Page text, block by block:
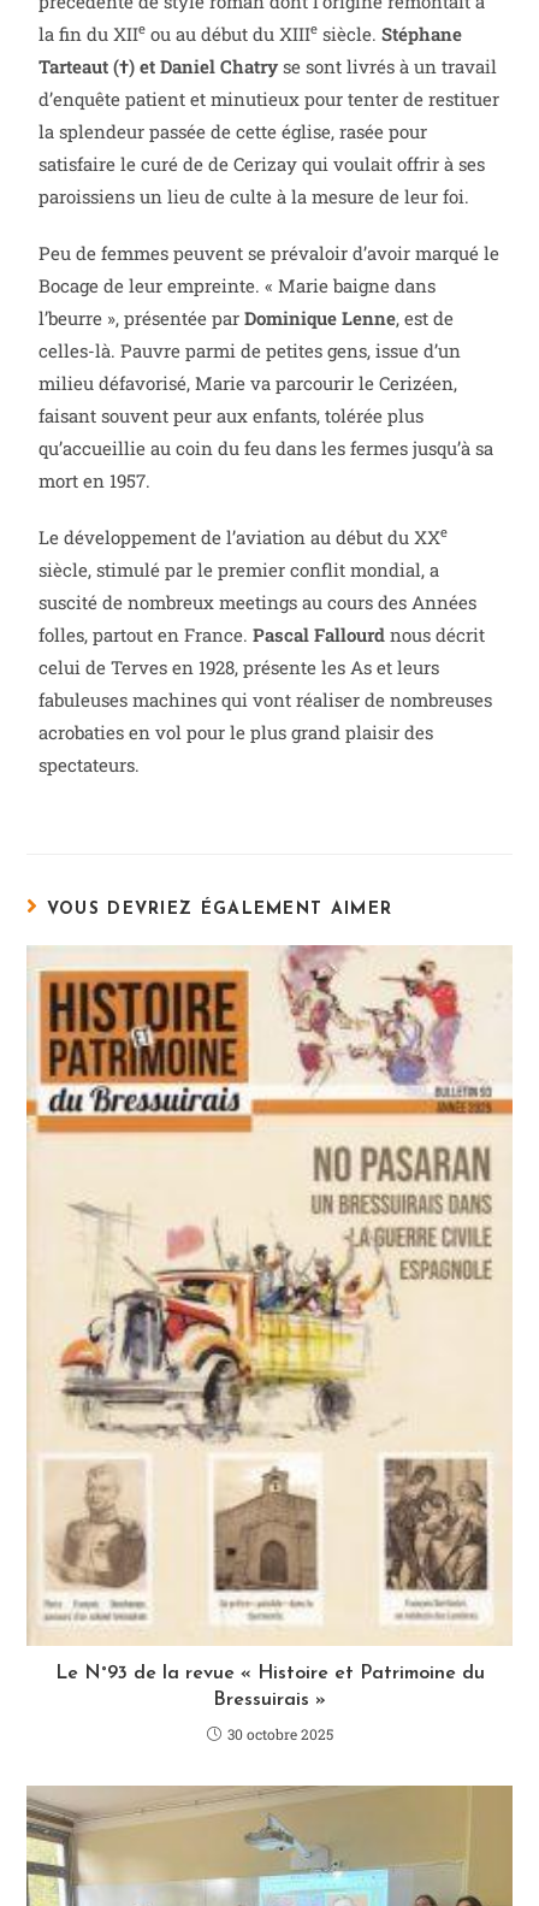
la fin du XIIe ou au début du XIIIe siècle.Stéphane
Tarteaut (†) et Daniel Chatryse sont livrés à un travail
d’enquête patient et minutieux pour tenter de restituer
la splendeur passée de cette église, rasée pour
satisfaire le curé de de Cerizay qui voulait offrir à ses
paroissiens un lieu de culte à la mesure de leur foi.
Peu de femmes peuvent se prévaloir d’avoir marqué le
Bocage de leur empreinte. « Marie baigne dans
l’beurre », présentée parDominique Lenne, est de
celles-là. Pauvre parmi de petites gens, issue d’un
milieu défavorisé, Marie va parcourir le Cerizéen,
faisant souvent peur aux enfants, tolérée plus
qu’accueillie au coin du feu dans les fermes jusqu’à sa
mort en 1957.
Le développement de l’aviation au début du XXe
siècle, stimulé par le premier conflit mondial, a
suscité de nombreux meetings au cours des Années
folles, partout en France.Pascal Fallourd nous décrit
celui de Terves en 1928, présente les As et leurs
fabuleuses machines qui vont réaliser de nombreuses
acrobaties en vol pour le plus grand plaisir des
spectateurs.
VOUS DEVRIEZ ÉGALEMENT AIMER
Le N°93 de la revue « Histoire et Patrimoine du
Bressuirais »
30 octobre 2025